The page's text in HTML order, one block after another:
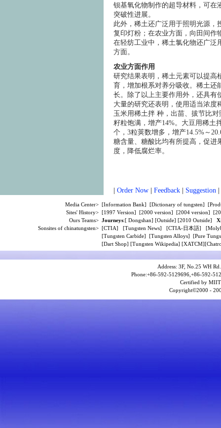
钡基氧化物制作的超导材料，可在
突破性进展。
此外，稀土还广泛用于照明光源
复印灯粉；在农业方面，向田间作
在轻纺工业中，稀土氯化物还广泛
方面。
农业方面作用
研究结果表明，稀土元素可以提高
育，增加根系对养分吸收。稀土还
长。除了以上主要作用外，还具有
大量的研究还表明，使用适当浓
玉米用稀土拌 种，出苗、拔节比
籽粒饱满，增产14%。大豆用稀土
个，3粒荚数增多，增产14.5%～
糖含量、糖酸比均有所提高，促进
度，降低腐烂率。
| Order Now | Feedback | Suggestion |
Media Center> [Information Bank] [Dictionary of tungsten] [
Sites' History> [1997 Version] [2000 version] [2004 version] [
Ours Teams> Journeys:[ Dongshan] [Outside] [2010 Outside]
Sonsites of chinatungsten> [CTIA] [Tungsten News] [CTIA-日本語] [
[Tungsten Carbide] [Tungsten Alloys] [Pure
[Dart Shop] [Tungsten Wikipedia] [XATCM][
Address: 3F, No.25 WH
Phone:+86-592-5129696,+86-592-
Certified by
Copyright©2000 -